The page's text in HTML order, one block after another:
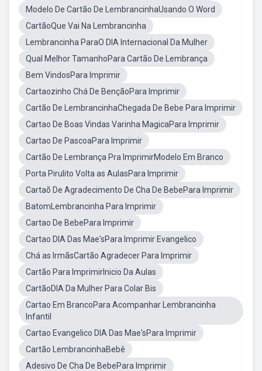
Modelo De Cartão De LembrancinhaUsando O Word
CartãoQue Vai Na Lembrancinha
Lembrancinha ParaO DIA Internacional Da Mulher
Qual Melhor TamanhoPara Cartão De Lembrança
Bem VindosPara Imprimir
Cartaozinho Chá De BençãoPara Imprimir
Cartão De LembrancinhaChegada De Bebe Para Imprimir
Cartao De Boas Vindas Varinha MagicaPara Imprimir
Cartao De PascoaPara Imprimir
Cartão De Lembrança Pra ImprimirModelo Em Branco
Porta Pirulito Volta as AulasPara Imprimir
Cartaõ De Agradecimento De Cha De BebePara Imprimir
BatomLembrancinha Para Imprimir
Cartao De BebePara Imprimir
Cartao DIA Das Mae'sPara Imprimir Evangelico
Chá as IrmãsCartão Agradecer Para Imprimir
Cartão Para ImprimirInicio Da Aulas
CartãoDIA Da Mulher Para Colar Bis
Cartao Em BrancoPara Acompanhar Lembrancinha
Infantil
Cartao Evangelico DIA Das Mae'sPara Imprimir
Cartão LembrancinhaBebê
Adesivo De Cha De BebePara Imprimir